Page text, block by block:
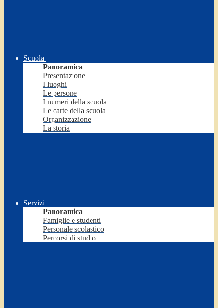
Scuola
Panoramica
Presentazione
I luoghi
Le persone
I numeri della scuola
Le carte della scuola
Organizzazione
La storia
Servizi
Panoramica
Famiglie e studenti
Personale scolastico
Percorsi di studio